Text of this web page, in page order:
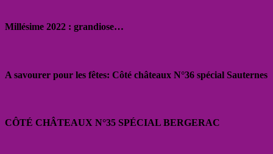
Millésime 2022 : grandiose…
A savourer pour les fêtes: Côté châteaux N°36 spécial Sauternes
CÔTÉ CHÂTEAUX N°35 SPÉCIAL BERGERAC